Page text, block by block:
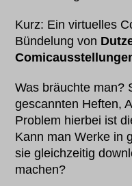
Kurz: Ein virtuelles
Bündelung von
Was bräuchte man?
gescannten Heften,
Problem hierbei ist
Kann man Werke in
sie gleichzeitig
machen?